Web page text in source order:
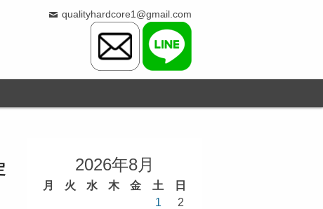
qualityhardcore1@gmail.com
2026年8月
月 火 水 木 金 土
日
1
2